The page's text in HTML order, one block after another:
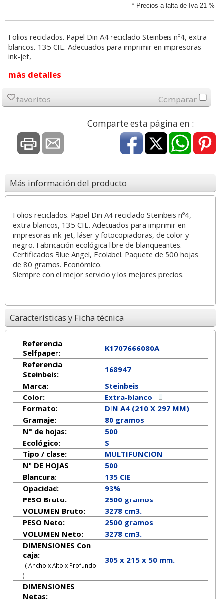
* Precios a falta de Iva 21 %
Folios reciclados. Papel Din A4 reciclado Steinbeis nº4, extra
blancos, 135 CIE. Adecuados para imprimir en impresoras
ink-jet,
más detalles
favoritos Comparar
Comparte esta página en :
Más información del producto
Folios reciclados. Papel Din A4 reciclado Steinbeis nº4,
extra blancos, 135 CIE. Adecuados para imprimir en
impresoras ink-jet, láser y fotocopiadoras, de color y
negro. Fabricación ecológica libre de blanqueantes.
Certificados Blue Angel, Ecolabel. Paquete de 500 hojas
de 80 gramos. Económico.
Siempre con el mejor servicio y los mejores precios.
Características y Ficha técnica
Referencia
Selfpaper:
K1707666080A
Referencia
Steinbeis:
168947
Marca:
Steinbeis
Color:
Extra-blanco
Formato:
DIN A4 (210 X 297 MM)
Gramaje:
80 gramos
N° de hojas:
500
Ecológico:
S
Tipo / clase:
MULTIFUNCION
Nº DE HOJAS
500
Blancura:
135 CIE
Opacidad:
93%
PESO Bruto:
2500 gramos
VOLUMEN Bruto:
3278 cm3.
PESO Neto:
2500gramos
VOLUMEN Neto:
3278 cm3.
DIMENSIONES Con
caja:
( Ancho x Alto x Profundo
)
305 x 215 x 50 mm.
DIMENSIONES
Netas: